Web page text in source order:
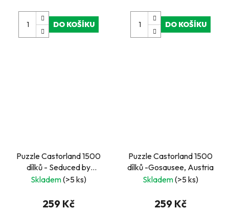
DO KOŠÍKU DO KOŠÍKU
Puzzle Castorland 1500
dílků - Seduced by
Nature
Skladem(>5 ks)
259 Kč
Puzzle Castorland 1500
dílků -Gosausee, Austria
Skladem(>5 ks)
259 Kč